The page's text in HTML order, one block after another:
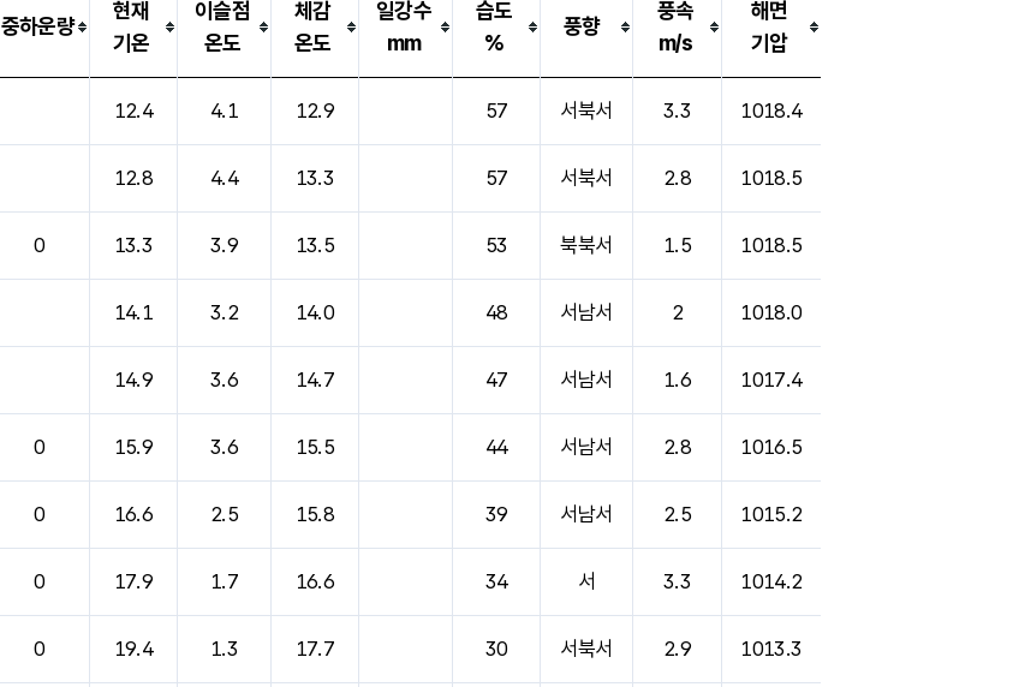
중하운량
현재
기온
이슬점
온도
체감
온도
일강수
mm
습도
%
풍향
풍속
m/s
해면
기압
12.4 4.1 12.9 57 서북서 3.3 1018.4
12.8 4.4 13.3 57 서북서 2.8 1018.5
0 13.3 3.9 13.5 53 북북서 1.5 1018.5
14.1 3.2 14.0 48 서남서 2 1018.0
14.9 3.6 14.7 47 서남서 1.6 1017.4
0 15.9 3.6 15.5 44 서남서 2.8 1016.5
0 16.6 2.5 15.8 39 서남서 2.5 1015.2
0 17.9 1.7 16.6 34 서 3.3 1014.2
0 19.4 1.3 17.7 30 서북서 2.9 1013.3